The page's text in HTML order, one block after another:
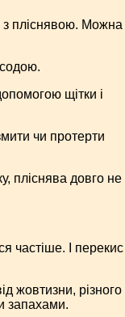
з пліснявою. Можна
щітки і
чи протерти
пліснява довго не
частіше. І перекис
жовтизни, різного
запахами.